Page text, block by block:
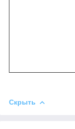
Скрыть